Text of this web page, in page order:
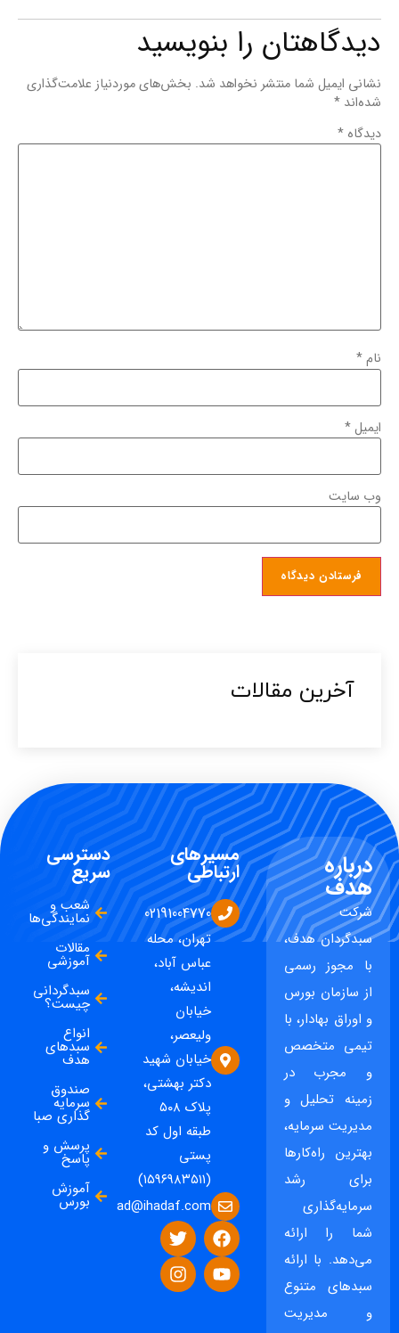
دیدگاهتان را بنویسید
نشانی ایمیل شما منتشر نخواهد شد. بخش‌های موردنیاز علامت‌گذاری
شده‌اند *
دیدگاه *
نام*
ایمیل*
وب‌ سایت
آخرین مقالات​
درباره
هدف
شرکت
سبدگردان هدف،
با مجوز رسمی
از سازمان بورس
و اوراق بهادار، با
تیمی متخصص
و مجرب در
زمینه تحلیل و
مدیریت سرمایه،
بهترین راه‌کارها
برای رشد
سرمایه‌گذاری
شما را ارائه
می‌دهد. با ارائه
سبدهای متنوع
و مدیریت
مسیرهای
ارتباطی
02191004770
تهران، محله
عباس آباد،
اندیشه،
خیابان
ولیعصر،
خیابان شهید
دکتر بهشتی،
پلاک ۵۰۸
طبقه اول کد
پستی
(۱۵۹۶۹۸۳۵۱۱)
ad@ihadaf.com
دسترسی
سریع
شعب و
نمایندگی‌ها
مقالات
آموزشی
سبدگردانی
چیست؟
انواع
سبدهای
هدف
صندوق
سرمایه
گذاری صبا
پرسش و
پاسخ
آموزش
بورس